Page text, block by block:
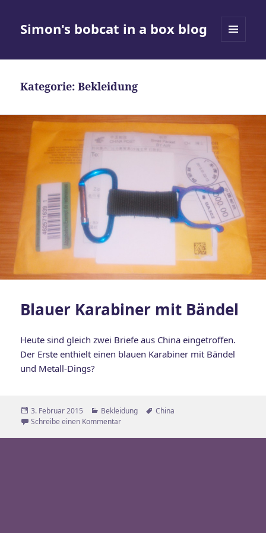
Simon's bobcat in a box blog
Kategorie:Bekleidung
Blauer Karabiner mit Bändel
Heute sind gleich zwei Briefe aus China eingetroffen.
Der Erste enthielt einen blauen Karabiner mit Bändel
und Metall-Dings?
Veröffentlicht
am
3. Februar 2015 Kategorien
Bekleidung Schlagwörter
China
Schreibe einen Kommentarzu Blauer Karabiner mit Bändel